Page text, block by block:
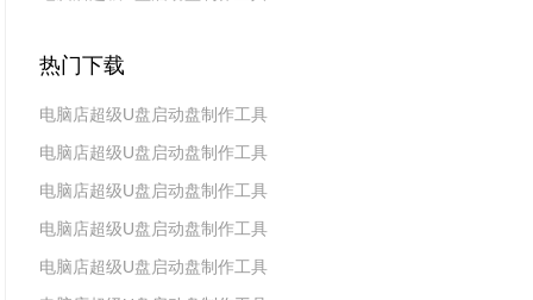
热门下载
电脑店超级U盘启动盘制作工具
v7.5_2606
电脑店超级U盘启动盘制作工具
v7.5_2604
电脑店超级U盘启动盘制作工具
v7.5_2602
电脑店超级U盘启动盘制作工具
v7.5 2019(天蓬元帅版)
电脑店超级U盘启动盘制作工具